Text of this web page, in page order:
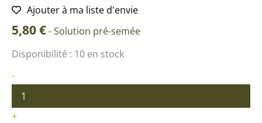
Ajouter à ma liste d'envie
5,80€-Solution pré-semée
Disponibilité : 10 en stock
-
quantité
Tabac
d’ornement
Varié
BIO
+